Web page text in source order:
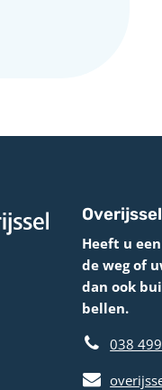
Heeft u
de weg of
dan ook
bellen.
038